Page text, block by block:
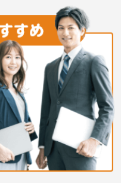
となるほ
程度とかな
パーセント
にくく、あ
規則正しく
るお一人おひ
れます。eラ
携しながら
されていま
長！＞
合わせた個別
を用いた学習